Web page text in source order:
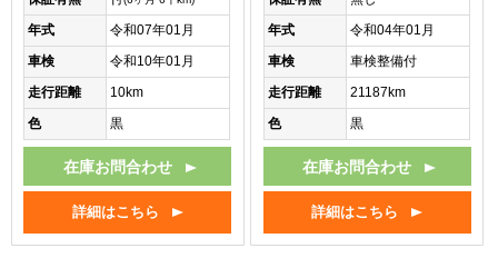
年式
令和07年01月
車検
令和10年01月
走行距離
10km
色
黒
在庫お問合わせ
詳細はこちら
年式
令和04年01月
車検
車検整備付
走行距離
21187km
色
黒
在庫お問合わせ
詳細はこちら